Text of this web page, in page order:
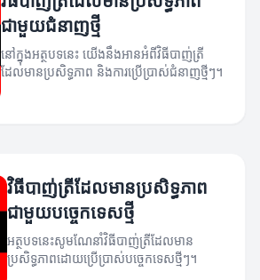
ជាមួយជំនាញថ្មី
នៅក្នុងអត្ថបទនេះ យើងនឹងអានអំពីវិធីបាញ់ត្រី
ដែលមានប្រសិទ្ធភាព និងការប្រើប្រាស់ជំនាញថ្មីៗ។
វិធីបាញ់ត្រីដែលមានប្រសិទ្ធភាព
ជាមួយបច្ចេកទេសថ្មី
អត្ថបទនេះសូមណែនាំវិធីបាញ់ត្រីដែលមាន
ប្រសិទ្ធភាពដោយប្រើប្រាស់បច្ចេកទេសថ្មីៗ។